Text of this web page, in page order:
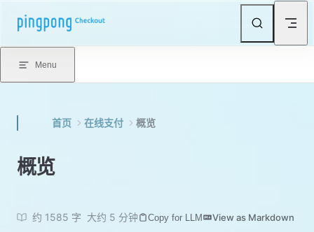
Skip to content
Menu
首页 在线支付 概览
概览
约 1585 字 大约 5 分钟 Copy for LLM View as Markdown